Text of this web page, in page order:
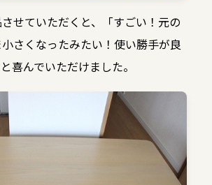
せていただくと、「すごい！元の
さくなったみたい！使い勝手が良
喜んでいただけました。